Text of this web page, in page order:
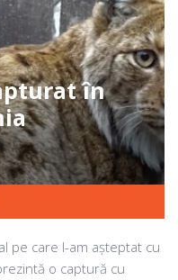
în
pe care l-am aşteptat cu
o captură cu